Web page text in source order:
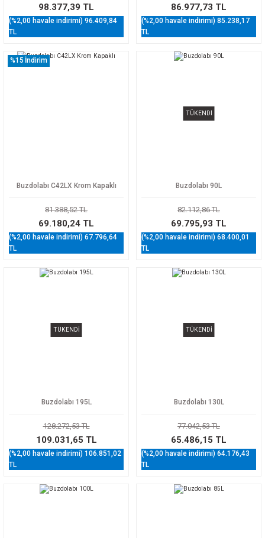
98.377,39 TL
(%2,00 havale indirimi) 96.409,84
TL
86.977,73 TL
(%2,00 havale indirimi) 85.238,17
TL
%15 İndirim
Buzdolabı C42LX Krom Kapaklı
81.388,52 TL
69.180,24 TL
(%2,00 havale indirimi) 67.796,64
TL
TÜKENDİ
Buzdolabı 90L
82.112,86 TL
69.795,93 TL
(%2,00 havale indirimi) 68.400,01
TL
TÜKENDİ
Buzdolabı 195L
128.272,53 TL
109.031,65 TL
(%2,00 havale indirimi) 106.851,02
TL
TÜKENDİ
Buzdolabı 130L
77.042,53 TL
65.486,15 TL
(%2,00 havale indirimi) 64.176,43
TL